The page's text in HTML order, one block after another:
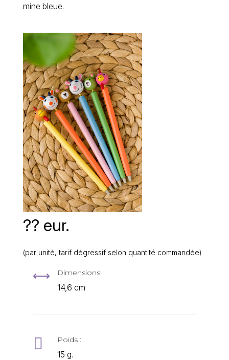
?? eur.
(par unité, tarif dégressif selon quantité commandée)
mine bleue.
, Dimensions :
14,6 cm
 Poids :
15 g.